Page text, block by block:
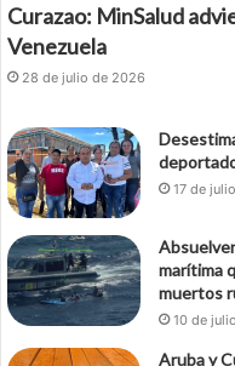
Curazao: MinSalud
Venezuela
28 de julio de 2026
17 de
marítima
muertos
10 de
Aruba y